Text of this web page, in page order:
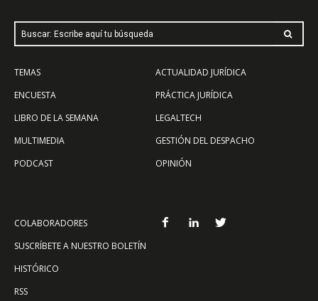
Buscar: Escribe aquí tu búsqueda
TEMAS
ENCUESTA
LIBRO DE LA SEMANA
MULTIMEDIA
PODCAST
ACTUALIDAD JURÍDICA
PRÁCTICA JURÍDICA
LEGALTECH
GESTIÓN DEL DESPACHO
OPINIÓN
COLABORADORES
SUSCRÍBETE A NUESTRO BOLETÍN
HISTÓRICO
RSS